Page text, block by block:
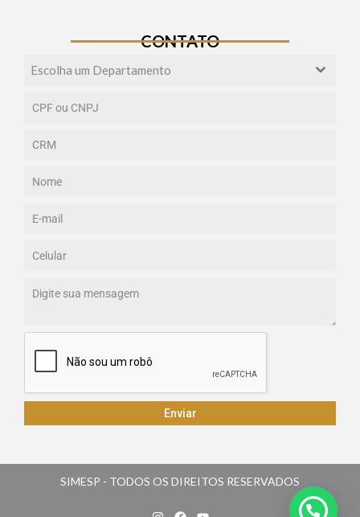
CONTATO
Escolha um Departamento
Enviar
SIMESP - TODOS OS DIREITOS RESERVADOS